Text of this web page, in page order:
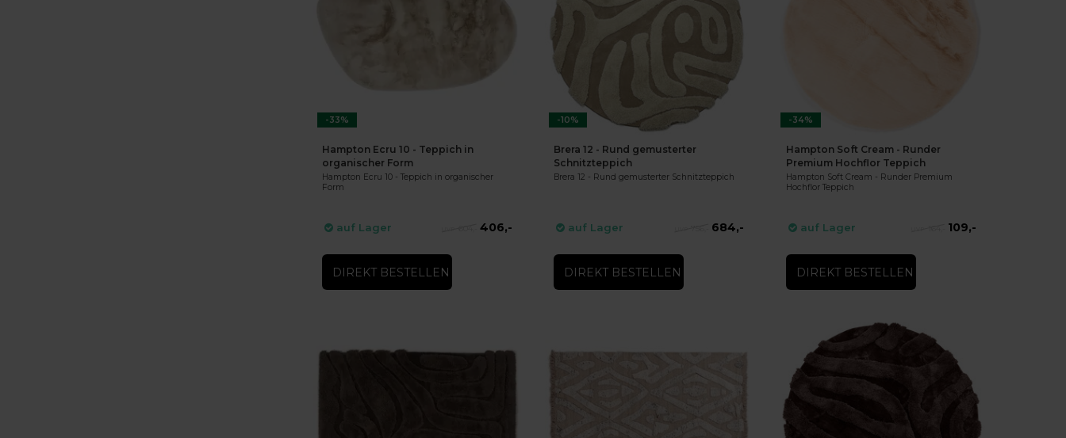
-33%
Hampton Ecru 10 - Teppich in
organischer Form
Hampton Ecru 10 - Teppich in organischer
Form
auf Lager 406,-
DIREKT BESTELLEN
-10%
Brera 12 - Rund gemusterter
Schnitzteppich
Brera 12 - Rund gemusterter Schnitzteppich
auf Lager 684,-
DIREKT BESTELLEN
-34%
Hampton Soft Cream - Runder
Premium Hochflor Teppich
Hampton Soft Cream - Runder Premium
Hochflor Teppich
auf Lager 109,-
DIREKT BESTELLEN